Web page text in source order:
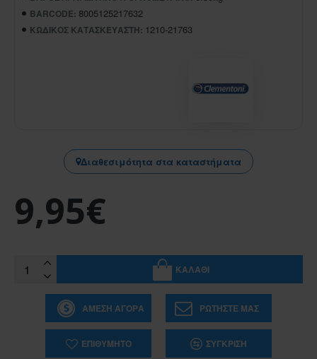
BARCODE: 8005125217632
ΚΩΔΙΚΌΣ ΚΑΤΑΣΚΕΥΑΣΤΉ: 1210-21763
Διαθεσιμότητα στα καταστήματα
9,95€
ΚΑΛΆΘΙ
ΆΜΕΣΗ ΑΓΟΡΆ ΡΩΤΉΣΤΕ ΜΑΣ
ΕΠΙΘΥΜΗΤΌ ΣΎΓΚΡΙΣΗ